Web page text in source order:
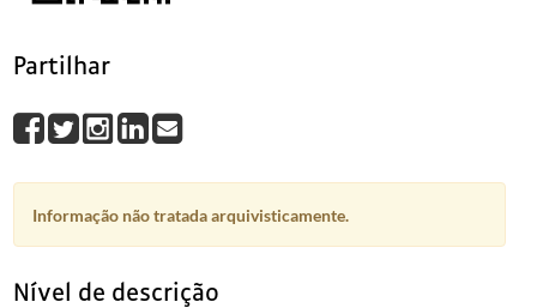
Partilhar
Informação não tratada arquivisticamente.
Nível de descrição